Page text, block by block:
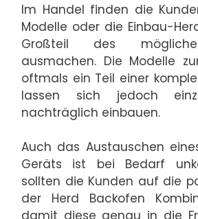
Im Handel finden die
Modelle oder die Einbau-
Großteil des
ausmachen. Die Modelle
oftmals ein Teil einer
lassen sich jedoch
nachträglich einbauen.
Auch das Austauschen
Geräts ist bei Bedarf
sollten die Kunden auf die
der Herd Backofen